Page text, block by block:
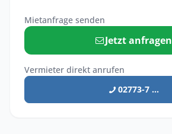
Mietanfrage senden
Jetzt anfragen
Vermieter direkt anrufen
02773-7 ...